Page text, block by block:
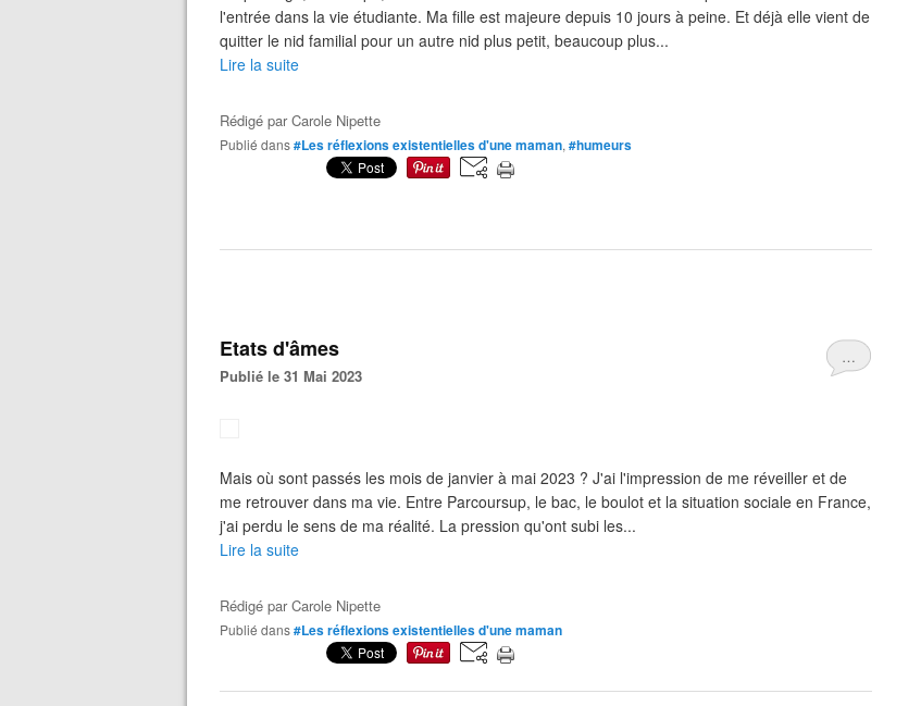
l'entrée dans la vie étudiante. Ma fille est majeure depuis 10 jours à peine. Et déjà elle vient de
quitter le nid familial pour un autre nid plus petit, beaucoup plus...
Lire la suite
Rédigé parCarole Nipette
Publié dans#Les réflexions existentielles d'une maman, #humeurs
…
Etats d'âmes
Publié le 31 Mai 2023
Mais où sont passés les mois de janvier à mai 2023 ? J'ai l'impression de me réveiller et de
me retrouver dans ma vie. Entre Parcoursup, le bac, le boulot et la situation sociale en France,
j'ai perdu le sens de ma réalité. La pression qu'ont subi les...
Lire la suite
Rédigé parCarole Nipette
Publié dans#Les réflexions existentielles d'une maman